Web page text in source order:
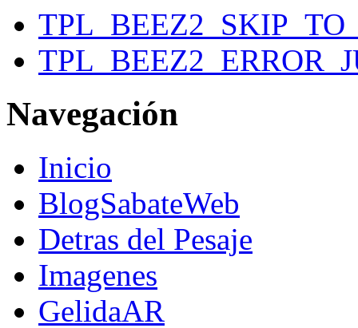
Navegación
Inicio
BlogSabateWeb
Detras del Pesaje
Imagenes
GelidaAR